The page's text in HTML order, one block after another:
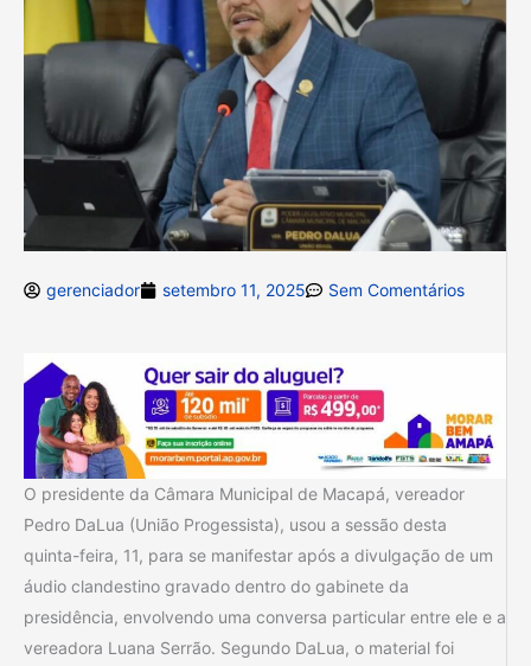
gerenciador setembro 11, 2025 Sem Comentários
O presidente da Câmara Municipal de Macapá, vereador
Pedro DaLua (União Progessista), usou a sessão desta
quinta-feira, 11, para se manifestar após a divulgação de um
áudio clandestino gravado dentro do gabinete da
presidência, envolvendo uma conversa particular entre ele e a
vereadora Luana Serrão. Segundo DaLua, o material foi